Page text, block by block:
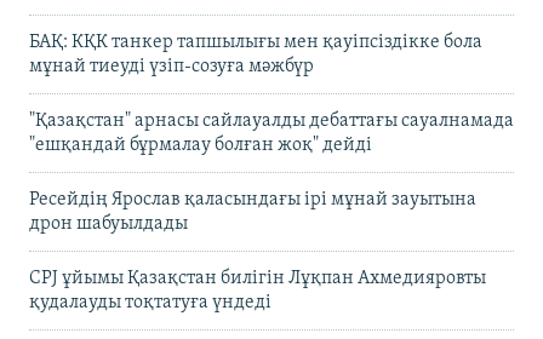
БАҚ: КҚК танкер тапшылығы мен қауіпсіздікке бола
мұнай тиеуді үзіп-созуға мәжбүр
"Қазақстан" арнасы сайлауалды дебаттағы сауалнамада
"ешқандай бұрмалау болған жоқ" дейді
Ресейдің Ярослав қаласындағы ірі мұнай зауытына
дрон шабуылдады
CPJ ұйымы Қазақстан билігін Лұқпан Ахмедияровты
қудалауды тоқтатуға үндеді